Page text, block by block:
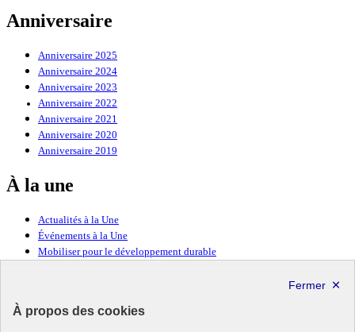
À propos des cookies
Anniversaire
Anniversaire 2025
Anniversaire 2024
Anniversaire 2023
Anniversaire 2022
Anniversaire 2021
Anniversaire 2020
Anniversaire 2019
À la une
Actualités à la Une
Événements à la Une
Mobiliser pour le développement durable
Ressources